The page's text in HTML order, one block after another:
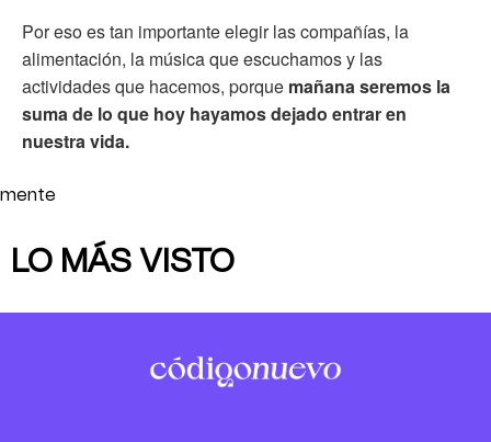
Por eso es tan importante elegir las compañías, la
alimentación, la música que escuchamos y las
actividades que hacemos, porque mañana seremos la
suma de lo que hoy hayamos dejado entrar en
nuestra vida.
mente
LO MÁS VISTO